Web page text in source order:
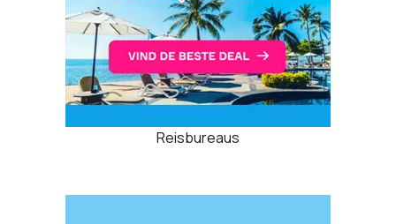
Reisbureaus